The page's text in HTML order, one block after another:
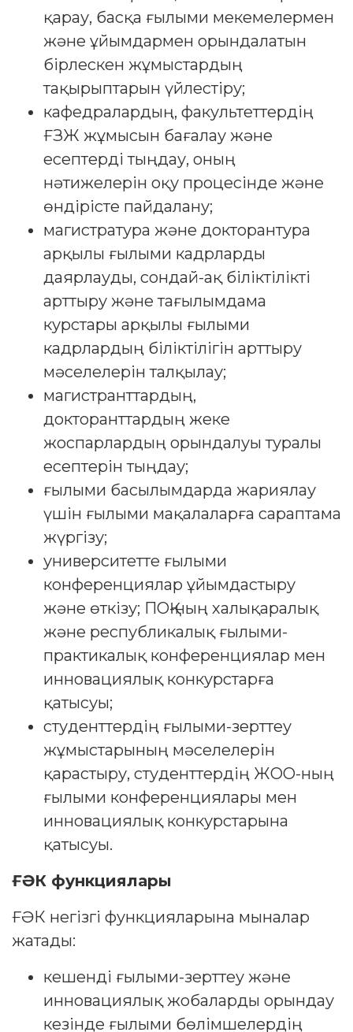
қарау, басқа ғылыми мекемелермен
және ұйымдармен орындалатын
бірлескен жұмыстардың
тақырыптарын үйлестіру;
кафедралардың, факультеттердің
ҒЗЖ жұмысын бағалау және
есептерді тыңдау, оның
нәтижелерін оқу процесінде және
өндірісте пайдалану;
магистратура және докторантура
арқылы ғылыми кадрларды
даярлауды, сондай-ақ біліктілікті
арттыру және тағылымдама
курстары арқылы ғылыми
кадрлардың біліктілігін арттыру
мәселелерін талқылау;
магистранттардың,
докторанттардың жеке
жоспарлардың орындалуы туралы
есептерін тыңдау;
ғылыми басылымдарда жариялау
үшін ғылыми мақалаларға сараптама
жүргізу;
университетте ғылыми
конференциялар ұйымдастыру
және өткізу; ПОҚ-ның халықаралық
және республикалық ғылыми-
практикалық конференциялар мен
инновациялық конкурстарға
қатысуы;
студенттердің ғылыми-зерттеу
жұмыстарының мәселелерін
қарастыру, студенттердің ЖОО-ның
ғылыми конференциялары мен
инновациялық конкурстарына
қатысуы.
ҒӘК функциялары
ҒӘК негізгі функцияларына мыналар
жатады:
кешенді ғылыми-зерттеу және
инновациялық жобаларды орындау
кезінде ғылыми бөлімшелердің